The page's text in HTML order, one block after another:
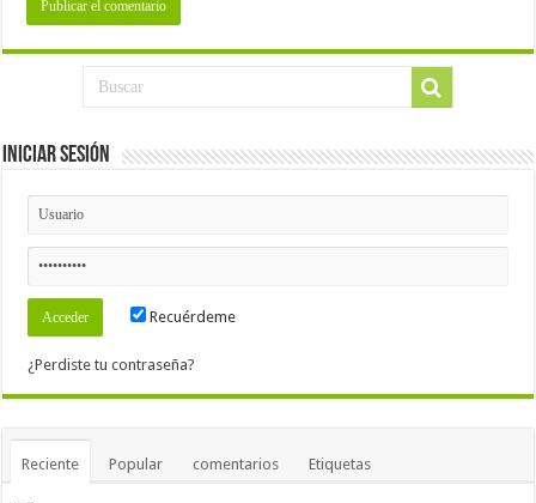
Iniciar Sesión
Recuérdeme
¿Perdiste tu contraseña?
Reciente Popular comentarios Etiquetas